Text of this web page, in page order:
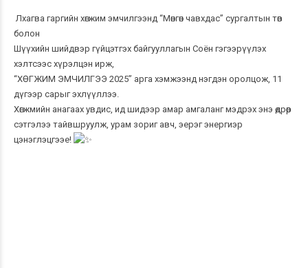
Лхагва гаргийн хөгжим эмчилгээнд “Мөнгөн чавхдас” сургалтын төв
болон
Шүүхийн шийдвэр гүйцэтгэх байгууллагын Соён гэгээрүүлэх
хэлтсээс хүрэлцэн ирж,
“ХӨГЖИМ ЭМЧИЛГЭЭ 2025” арга хэмжээнд нэгдэн оролцож, 11
дүгээр сарыг эхлүүллээ.
Хөгжмийн анагаах увдис, ид шидээр амар амгаланг мэдрэх энэ өдрөөр
сэтгэлээ тайвшруулж, урам зориг авч, эерэг энергиэр
цэнэглэцгээе!